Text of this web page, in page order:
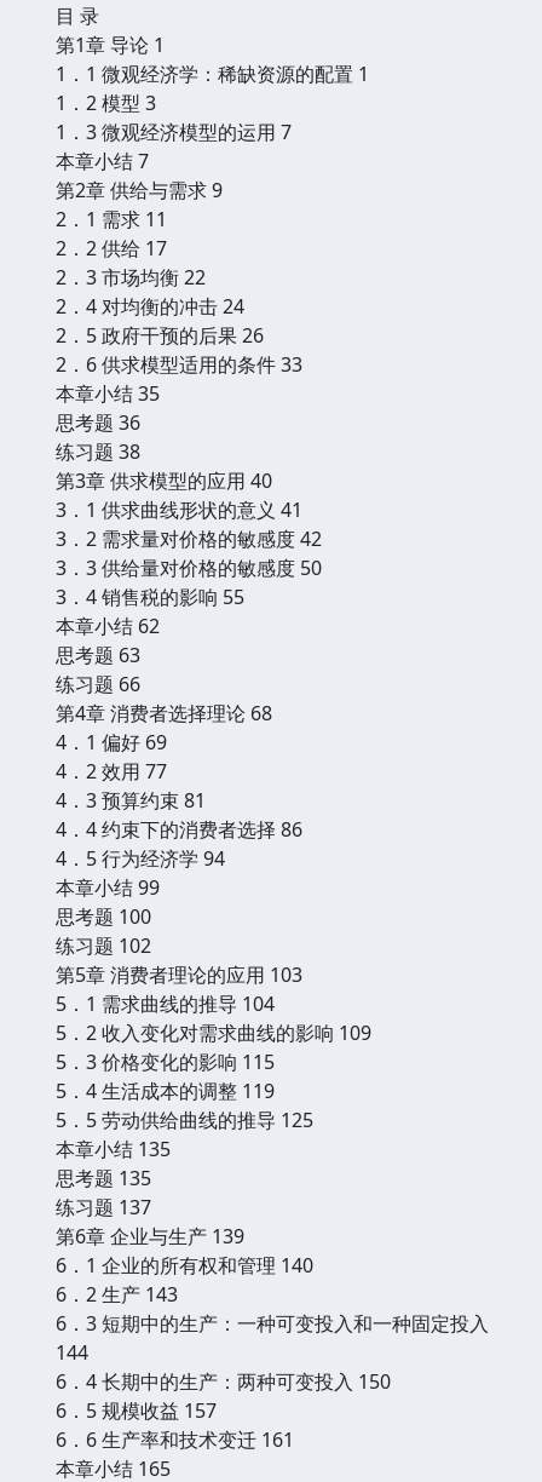
目 录
第1章 导论 1
1．1 微观经济学：稀缺资源的配置 1
1．2 模型 3
1．3 微观经济模型的运用 7
本章小结 7
第2章 供给与需求 9
2．1 需求 11
2．2 供给 17
2．3 市场均衡 22
2．4 对均衡的冲击 24
2．5 政府干预的后果 26
2．6 供求模型适用的条件 33
本章小结 35
思考题 36
练习题 38
第3章 供求模型的应用 40
3．1 供求曲线形状的意义 41
3．2 需求量对价格的敏感度 42
3．3 供给量对价格的敏感度 50
3．4 销售税的影响 55
本章小结 62
思考题 63
练习题 66
第4章 消费者选择理论 68
4．1 偏好 69
4．2 效用 77
4．3 预算约束 81
4．4 约束下的消费者选择 86
4．5 行为经济学 94
本章小结 99
思考题 100
练习题 102
第5章 消费者理论的应用 103
5．1 需求曲线的推导 104
5．2 收入变化对需求曲线的影响 109
5．3 价格变化的影响 115
5．4 生活成本的调整 119
5．5 劳动供给曲线的推导 125
本章小结 135
思考题 135
练习题 137
第6章 企业与生产 139
6．1 企业的所有权和管理 140
6．2 生产 143
6．3 短期中的生产：一种可变投入和一种固定投入
144
6．4 长期中的生产：两种可变投入 150
6．5 规模收益 157
6．6 生产率和技术变迁 161
本章小结 165